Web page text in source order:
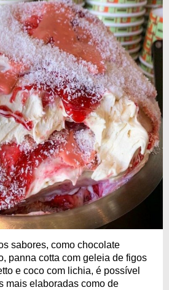
sabores, como chocolate
panna cotta com geleia de figos
e coco com lichia, é possível
mais elaboradas como de